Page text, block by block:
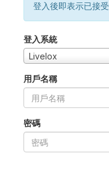
登入後即表示已接受
登入系統
Livelox
用戶名稱
密碼